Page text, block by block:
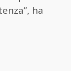
ha